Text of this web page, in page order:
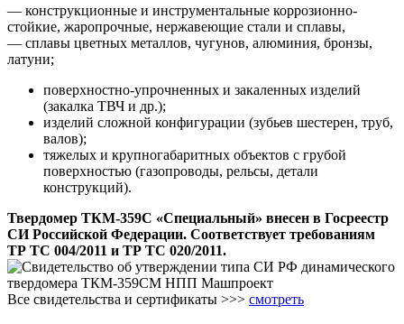
— конструкционные и инструментальные коррозионно-
стойкие, жаропрочные, нержавеющие стали и сплавы,
— сплавы цветных металлов, чугунов, алюминия, бронзы,
латуни;
поверхностно-упрочненных и закаленных изделий
(закалка ТВЧ и др.);
изделий сложной конфигурации (зубьев шестерен, труб,
валов);
тяжелых и крупногабаритных объектов с грубой
поверхностью (газопроводы, рельсы, детали
конструкций).
Твердомер ТКМ-359С «Специальный» внесен в Госреестр
СИ Российской Федерации. Соответствует требованиям
ТР ТС 004/2011 и ТР ТС 020/2011.
Все свидетельства и сертификаты >>> смотреть